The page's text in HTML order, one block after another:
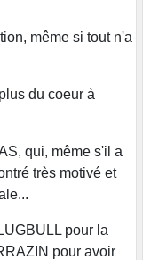
même si tout n'a
du coeur à
qui, même s'il a
très motivé et
pour la
pour avoir